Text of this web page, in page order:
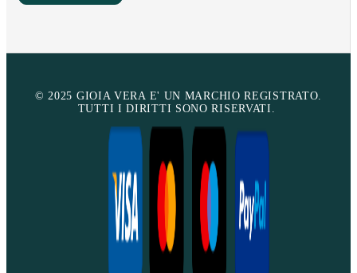
© 2025 GIOIA VERA E' UN MARCHIO REGISTRATO.
TUTTI I DIRITTI SONO RISERVATI.